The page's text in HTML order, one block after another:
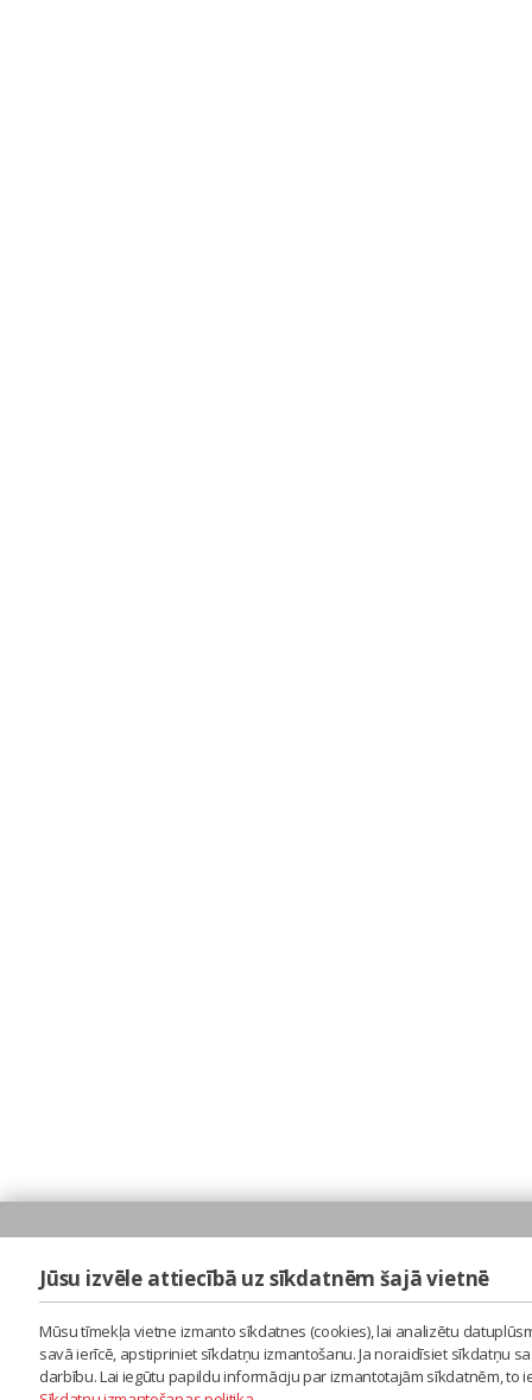
Jūsu izvēle attiecībā uz sīkdatnēm šajā vietnē
Mūsu tīmekļa vietne izmanto sīkdatnes (cookies), lai analizētu
savā ierīcē, apstipriniet sīkdatņu izmantošanu. Ja noraidīsiet sīkdatņu
darbību. Lai iegūtu papildu informāciju par izmantotajām sīkdatnēm,